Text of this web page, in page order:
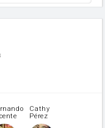
Cathy
Pérez